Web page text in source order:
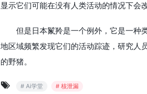
显示它们可能在没有人类活动的情况下会
但是日本鬣羚是一个例外，它是一种
地区域频繁发现它们的活动踪迹，研究人
的野猪。
# Ai学堂 # 核泄漏